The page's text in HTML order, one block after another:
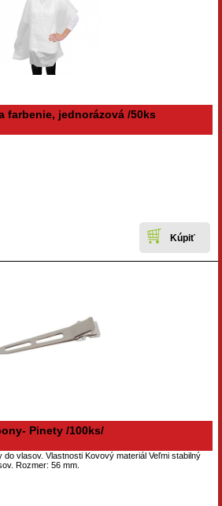
farbenie, jednorázová /50ks
Pinety /100ks/
vlasov. Vlastnosti Kovový materiál Veľmi stabilný
Rozmer: 56 mm.